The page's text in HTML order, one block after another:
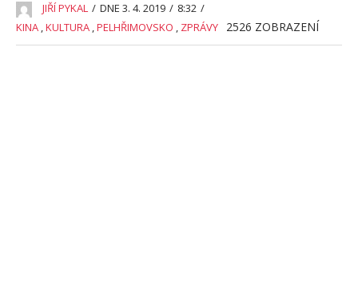
JIŘÍ PYKAL / DNE 3. 4. 2019 / 8:32 /
KINA ,KULTURA ,PELHŘIMOVSKO , ZPRÁVY 2526 ZOBRAZENÍ